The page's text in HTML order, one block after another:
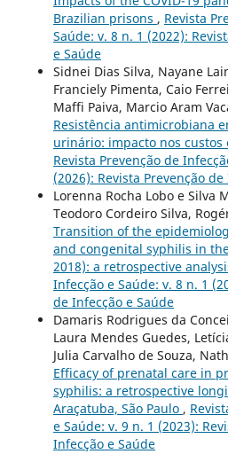
Brazilian prisons , Revista
Saúde: v. 8 n. 1 (2022):
e Saúde
Sidnei Dias Silva, Nayane
Franciely Pimenta, Caio
Maffi Paiva, Marcio Aram
Resistência antimicrobiana
urinário: impacto nos custos
Revista Prevenção de
(2026): Revista Prevenção
Lorenna Rocha Lobo e Silva
Teodoro Cordeiro Silva,
Transition of the
and congenital syphilis in
2018): a retrospective
Infecção e Saúde: v. 8 n. 1
de Infecção e Saúde
Damaris Rodrigues da
Laura Mendes Guedes,
Julia Carvalho de Souza,
Efficacy of prenatal care in
syphilis: a retrospective
Araçatuba, São Paulo ,
e Saúde: v. 9 n. 1 (2023):
Infecção e Saúde